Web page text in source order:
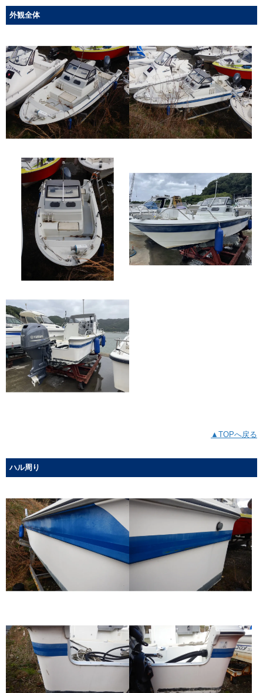
外観全体
▲TOPへ戻る
ハル周り